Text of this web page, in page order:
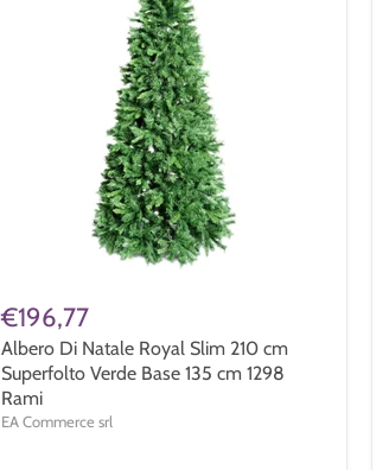
€196,77
Albero Di Natale Royal Slim 210 cm
Superfolto Verde Base 135 cm 1298
Rami
EA Commerce srl